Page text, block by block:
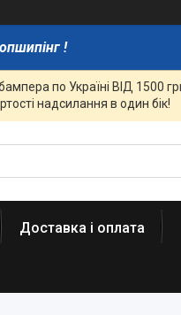
!
по Україні ВІД 1500
надсилання в один бік!
Доставка і оплата